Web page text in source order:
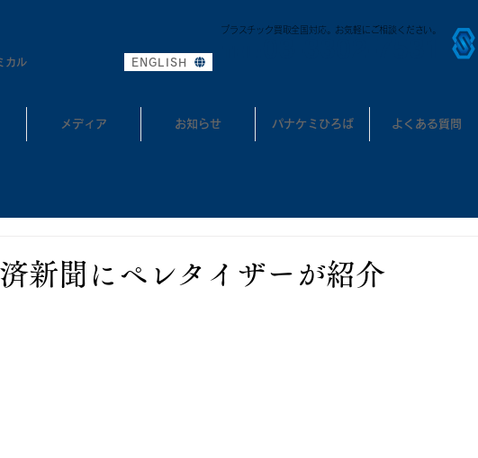
カル ENGLISH
プラスチック買取全国対応。お気軽にご相談ください。
メディア お知らせ パナケミひろば よくある質問
新聞にペレタイザーが紹介